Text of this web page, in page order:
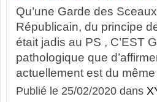
Qu’une Garde des
Républicain, du principe
était jadis au PS , C’EST
pathologique que
actuellement est du
Publié le 25/02/2020 dans